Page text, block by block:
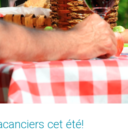
cet été!